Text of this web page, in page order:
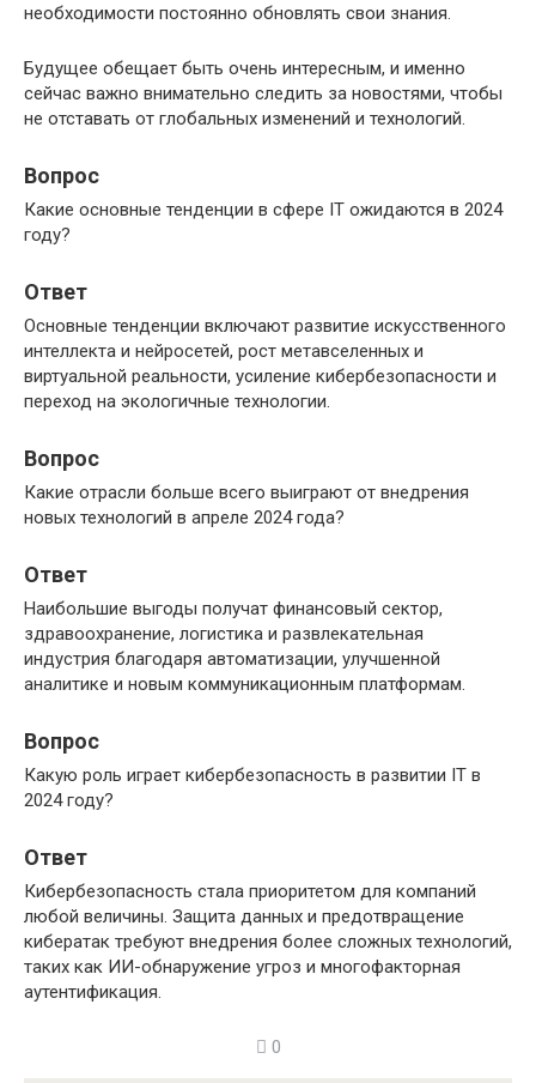
необходимости постоянно обновлять свои знания.
Будущее обещает быть очень интересным, и именно
сейчас важно внимательно следить за новостями, чтобы
не отставать от глобальных изменений и технологий.
Вопрос
Какие основные тенденции в сфере IT ожидаются в 2024
году?
Ответ
Основные тенденции включают развитие искусственного
интеллекта и нейросетей, рост метавселенных и
виртуальной реальности, усиление кибербезопасности и
переход на экологичные технологии.
Вопрос
Какие отрасли больше всего выиграют от внедрения
новых технологий в апреле 2024 года?
Ответ
Наибольшие выгоды получат финансовый сектор,
здравоохранение, логистика и развлекательная
индустрия благодаря автоматизации, улучшенной
аналитике и новым коммуникационным платформам.
Вопрос
Какую роль играет кибербезопасность в развитии IT в
2024 году?
Ответ
Кибербезопасность стала приоритетом для компаний
любой величины. Защита данных и предотвращение
кибератак требуют внедрения более сложных технологий,
таких как ИИ-обнаружение угроз и многофакторная
аутентификация.
0